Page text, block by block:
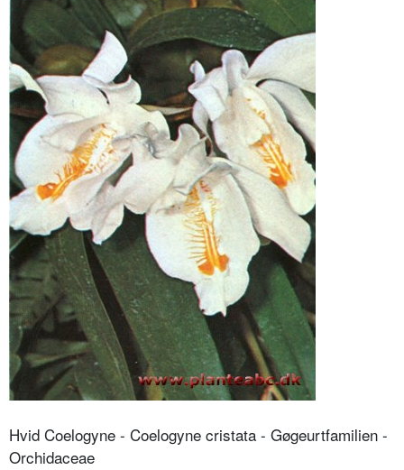
Hvid Coelogyne - Coelogyne cristata - Gøgeurtfamilien -
Orchidaceae